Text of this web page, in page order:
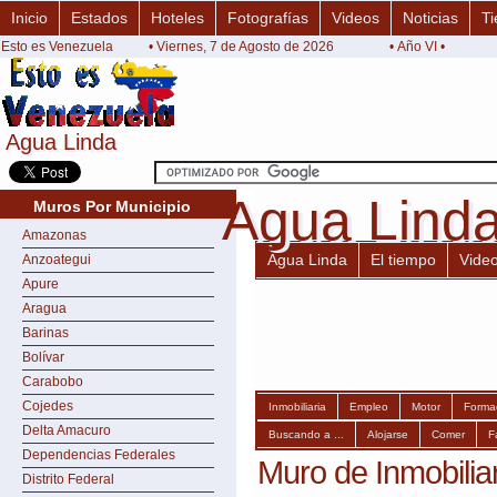
Agua Linda
Agua Linda
Inicio Estados Hoteles Fotografías Videos Noticias
Esto es Venezuela • Viernes, 7 de Agosto de 2026 • Año VI •
Muros Por Municipio
Amazonas
Anzoategui
Apure
Aragua
Barinas
Bolívar
Carabobo
Cojedes
Delta Amacuro
Dependencias Federales
Distrito Federal
Agua
Agua
Agua Linda El tiempo
Inmobiliaria Empleo Motor
Buscando a ... Alojarse Comer
Muro de